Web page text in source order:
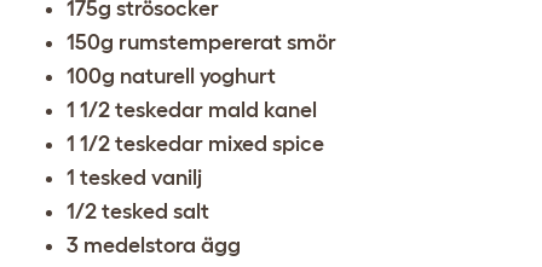
175g strösocker
150g rumstempererat smör
100g naturell yoghurt
1 1/2 teskedar mald kanel
1 1/2 teskedar mixed spice
1 tesked vanilj
1/2 tesked salt
3 medelstora ägg